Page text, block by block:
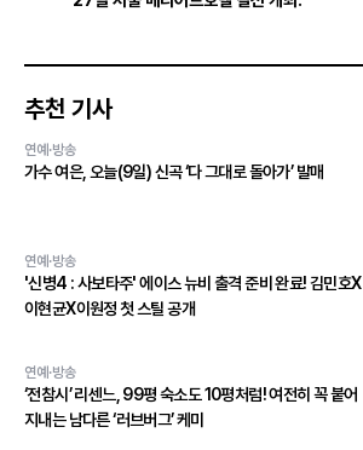
추천 기사
연예·방송
가수 여은, 오늘(9일) 신곡 ‘다 그대로 돌아가’ 발매
연예·방송
'신병4 : 사보타주' 에이스 뉴비 출격 준비 완료! 김민호X
이현균X이원정 첫 스틸 공개
연예·방송
‘전참시’ 리센느, 99평 숙소도 10평처럼! 여전히 꼭 붙어
지내는 남다른 ‘러브버그’ 케미